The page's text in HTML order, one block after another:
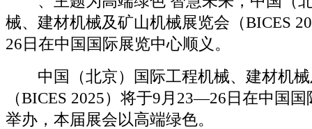
械、建材机械及矿山机械展览会（BICES
26日在中国国际展览中心顺义。
中国（北京）国际工程机械、建材机械
（BICES 2025）将于9月23—26日在中国
举办，本届展会以高端绿色。